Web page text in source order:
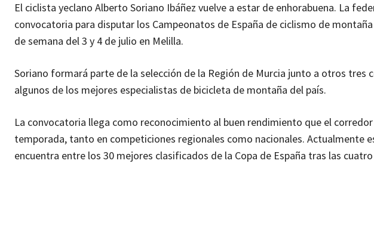
El ciclista yeclano Alberto Soriano Ibáñez vuelve a estar de enhorabuena. La
convocatoria para disputar los Campeonatos de España de ciclismo de
de semana del 3 y 4 de julio en Melilla.
Soriano formará parte de la selección de la Región de Murcia junto a otros tres
algunos de los mejores especialistas de bicicleta de montaña del país.
La convocatoria llega como reconocimiento al buen rendimiento que el
temporada, tanto en competiciones regionales como nacionales. Actualmente
encuentra entre los 30 mejores clasificados de la Copa de España tras las